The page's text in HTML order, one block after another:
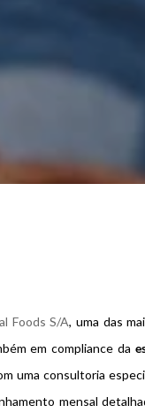
Foods S/A, uma das
em compliance da
uma consultoria
mensal